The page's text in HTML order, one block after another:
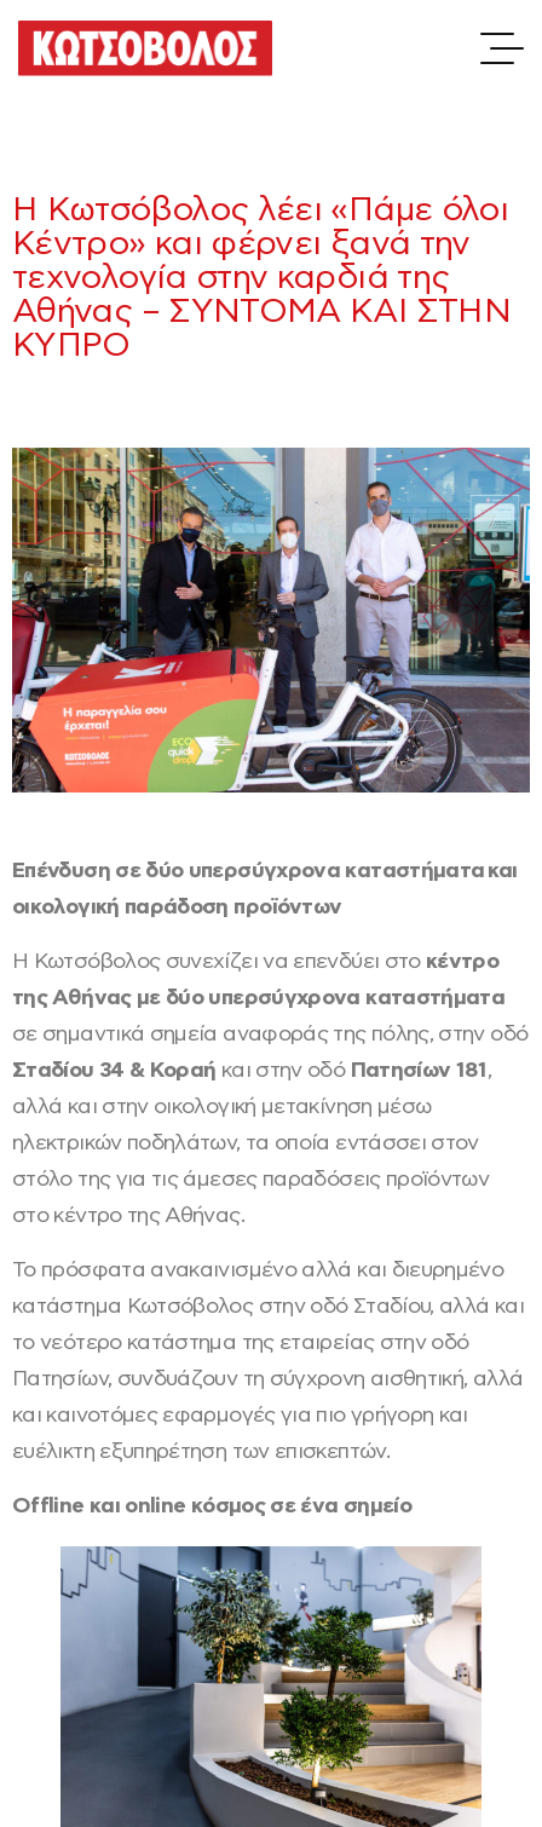
Η Κωτσόβολος λέει «Πάμε όλοι
Κέντρο» και φέρνει ξανά την
τεχνολογία στην καρδιά της
Αθήνας – ΣΥΝΤΟΜΑ ΚΑΙ ΣΤΗΝ
ΚΥΠΡΟ
Επένδυση σε δύο υπερσύγχρονα καταστήματα και
οικολογική παράδοση προϊόντων
Η Κωτσόβολος συνεχίζει να επενδύει στο κέντρο
της Αθήνας με δύο υπερσύγχρονα καταστήματα
σε σημαντικά σημεία αναφοράς της πόλης, στην οδό
Σταδίου 34 & Κοραή και στην οδό Πατησίων 181 ,
αλλά και στην οικολογική μετακίνηση μέσω
ηλεκτρικών ποδηλάτων, τα οποία εντάσσει στον
στόλο της για τις άμεσες παραδόσεις προϊόντων
στο κέντρο της Αθήνας.
Το πρόσφατα ανακαινισμένο αλλά και διευρημένο
κατάστημα Κωτσόβολος στην οδό Σταδίου, αλλά και
το νεότερο κατάστημα της εταιρείας στην οδό
Πατησίων, συνδυάζουν τη σύγχρονη αισθητική, αλλά
και καινοτόμες εφαρμογές για πιο γρήγορη και
ευέλικτη εξυπηρέτηση των επισκεπτών.
Offline και online κόσμος σε ένα σημείο